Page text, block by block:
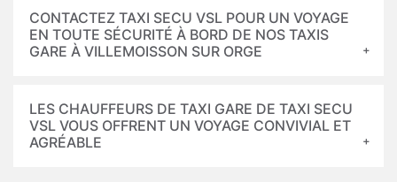
CONTACTEZ TAXI SECU VSL POUR UN VOYAGE
EN TOUTE SÉCURITÉ À BORD DE NOS TAXIS
GARE À VILLEMOISSON SUR ORGE
LES CHAUFFEURS DE TAXI GARE DE TAXI SECU
VSL VOUS OFFRENT UN VOYAGE CONVIVIAL ET
AGRÉABLE